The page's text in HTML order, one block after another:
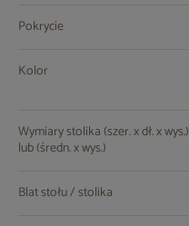
Pokrycie
Kolor
Wymiary stolika (szer. x dł. x wys.)
lub (średn. x wys.)
Blat stołu / stolika